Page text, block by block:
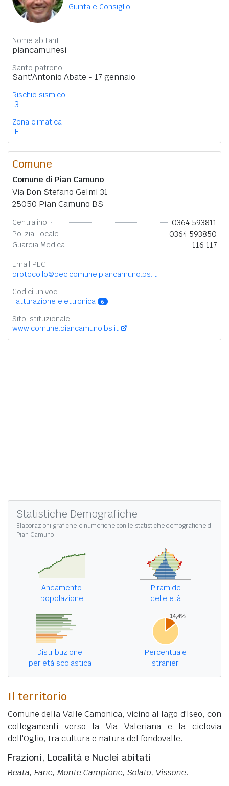
Giunta e Consiglio
Nome abitanti
piancamunesi
Santo patrono
Sant'Antonio Abate - 17 gennaio
Rischio sismico
3
Zona climatica
E
Comune
Comune di Pian Camuno
Via Don Stefano Gelmi 31
25050 Pian Camuno BS
Centralino 0364 593811
Polizia Locale 0364 593850
Guardia Medica 116 117
Email PEC
protocollo@pec.comune.piancamuno.bs.it
Codici univoci
Fatturazione elettronica
6
Sito istituzionale
www.comune.piancamuno.bs.it
Statistiche Demografiche
Elaborazioni grafiche e numeriche con le statistiche demografiche di
Pian Camuno
Andamento
popolazione
Piramide
delle età
Distribuzione
per età scolastica
Percentuale
stranieri
Il territorio
Comune della Valle Camonica, vicino al lago d'Iseo, con
collegamenti verso la Via Valeriana e la ciclovia
dell'Oglio, tra cultura e natura del fondovalle.
Frazioni, Località e Nuclei abitati
Beata, Fane, Monte Campione, Solato, Vissone.